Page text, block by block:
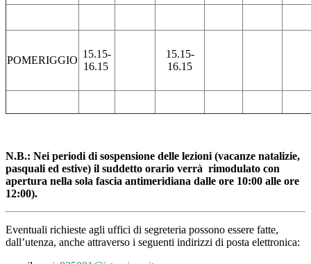
POMERIGGIO
15.15-
16.15
15.15-
16.15
N.B.: Nei periodi di sospensione delle lezioni (vacanze natalizie,
pasquali ed estive) il suddetto orario verrà rimodulato con
apertura nella sola fascia antimeridiana dalle ore 10:00 alle ore
12:00).
Eventuali richieste agli uffici di segreteria possono essere fatte,
dall’utenza, anche attraverso i seguenti indirizzi di posta elettronica: